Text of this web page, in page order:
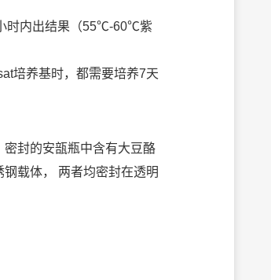
时内出结果（55℃-60℃紫
培养基时，都需要培养7天
封的安瓿瓶中含有大豆酪
载体， 两者均密封在透明